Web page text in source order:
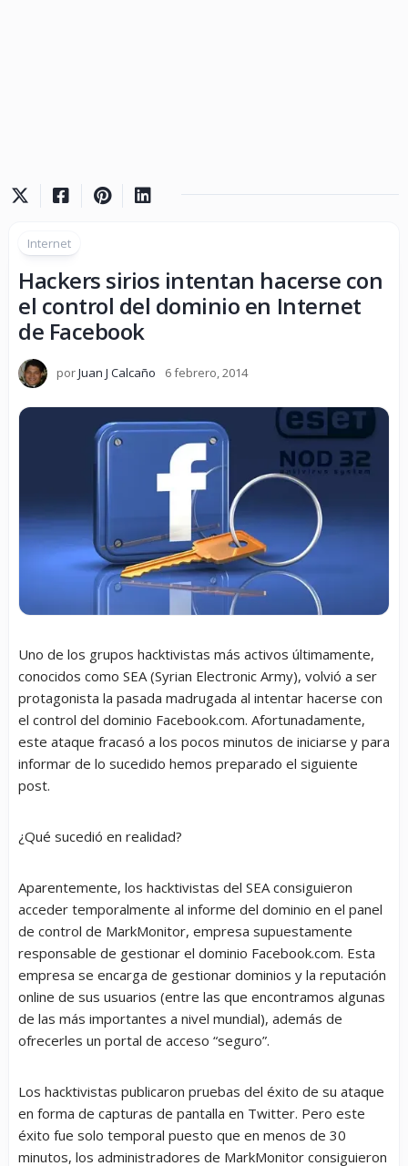
Internet
Hackers sirios intentan hacerse con
el control del dominio en Internet
de Facebook
porJuan J Calcaño 6 febrero, 2014
Uno de los grupos hacktivistas más activos últimamente,
conocidos como SEA (Syrian Electronic Army), volvió a ser
protagonista la pasada madrugada al intentar hacerse con
el control del dominio Facebook.com. Afortunadamente,
este ataque fracasó a los pocos minutos de iniciarse y para
informar de lo sucedido hemos preparado el siguiente
post.
¿Qué sucedió en realidad?
Aparentemente, los hacktivistas del SEA consiguieron
acceder temporalmente al informe del dominio en el panel
de control de MarkMonitor, empresa supuestamente
responsable de gestionar el dominio Facebook.com. Esta
empresa se encarga de gestionar dominios y la reputación
online de sus usuarios (entre las que encontramos algunas
de las más importantes a nivel mundial), además de
ofrecerles un portal de acceso “seguro”.
Los hacktivistas publicaron pruebas del éxito de su ataque
en forma de capturas de pantalla en Twitter. Pero este
éxito fue solo temporal puesto que en menos de 30
minutos, los administradores de MarkMonitor consiguieron